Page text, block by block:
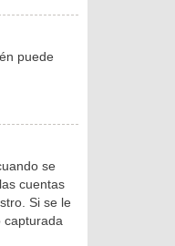
puede
se
cuentas
Si se le
capturada